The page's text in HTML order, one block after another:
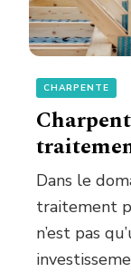
CHARPENTE
Dans le
traitement
n’est pas